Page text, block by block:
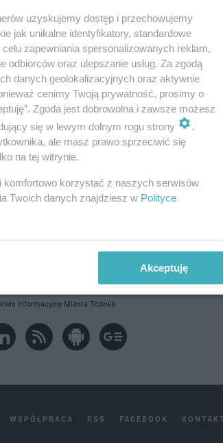
jest jeszcze aktywne!
Informacyjny Miasta Tczewa
WSPÓŁPRACA RSS FACEBOOK
uzyskujemy dostęp i przechowujemy
jak unikalne identyfikatory, standardowe
zapewniania spersonalizowanych reklam,
oraz ulepszanie usług. Za zgodą
danych geolokalizacyjnych oraz aktywnie
cenimy Twoją prywatność, prosimy o
Zgoda jest dobrowolna i zawsze możesz
się w lewym dolnym rogu strony
.
ale masz prawo sprzeciwić się
na tej witrynie.
komfortowo korzystać z naszych serwisów
Twoich danych znajdziesz w Polityce
Akceptuję